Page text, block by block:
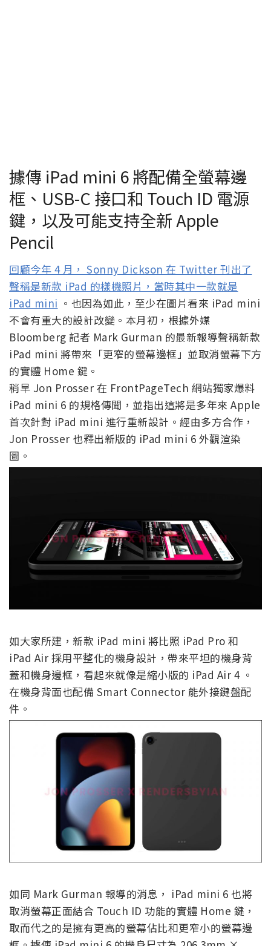
據傳 iPad mini 6 將配備全螢幕邊
框、USB-C 接口和 Touch ID 電源
鍵，以及可能支持全新 Apple
Pencil
回顧今年 4 月， Sonny Dickson 在 Twitter 刊出了
聲稱是新款 iPad 的樣機照片，當時其中一款就是
iPad mini 。也因為如此，至少在圖片看來 iPad mini
不會有重大的設計改變。本月初，根據外媒
Bloomberg 記者 Mark Gurman 的最新報導聲稱新款
iPad mini 將帶來「更窄的螢幕邊框」並取消螢幕下方
的實體 Home 鍵。
稍早 Jon Prosser 在 FrontPageTech 網站獨家爆料
iPad mini 6 的規格傳聞，並指出這將是多年來 Apple
首次針對 iPad mini 進行重新設計。經由多方合作，
Jon Prosser 也釋出新版的 iPad mini 6 外觀渲染
圖。
如大家所建，新款 iPad mini 將比照 iPad Pro 和
iPad Air 採用平整化的機身設計，帶來平坦的機身背
蓋和機身邊框，看起來就像是縮小版的 iPad Air 4 。
在機身背面也配備 Smart Connector 能外接鍵盤配
件。
如同 Mark Gurman 報導的消息， iPad mini 6 也將
取消螢幕正面結合 Touch ID 功能的實體 Home 鍵，
取而代之的是擁有更高的螢幕佔比和更窄小的螢幕邊